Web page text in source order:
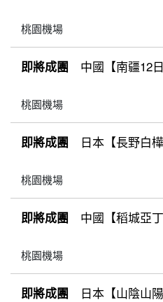
桃園機場
即將成團 中國【南疆12
桃園機場
即將成團 日本【長野白
桃園機場
即將成團 中國【稻城亞
桃園機場
即將成團 日本【山陰山